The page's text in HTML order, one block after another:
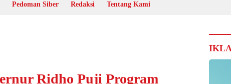
Pedoman Siber Redaksi Tentang Kami
Ridho Puji Program